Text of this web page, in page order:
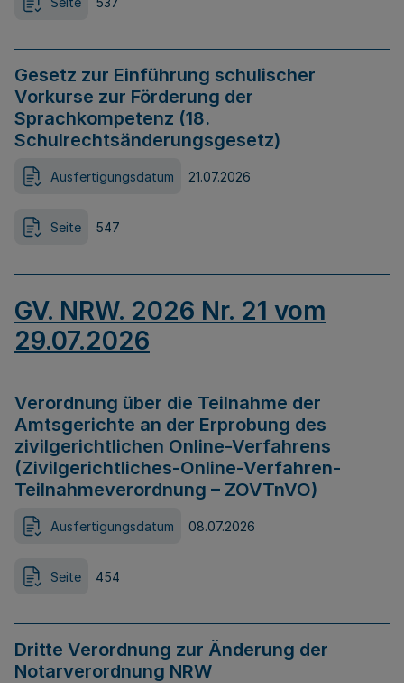
Gesetz zur Einführung schulischer
Vorkurse zur Förderung der
Sprachkompetenz (18.
Schulrechtsänderungsgesetz)
Ausfertigungsdatum 21.07.2026
Seite 547
GV. NRW. 2026 Nr. 21 vom
29.07.2026
Verordnung über die Teilnahme der
Amtsgerichte an der Erprobung des
zivilgerichtlichen Online-Verfahrens
(Zivilgerichtliches-Online-Verfahren-
Teilnahmeverordnung – ZOVTnVO)
Ausfertigungsdatum 08.07.2026
Seite 454
Dritte Verordnung zur Änderung der
Notarverordnung NRW